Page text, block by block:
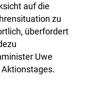
auf die
zu
überfordert
Uwe